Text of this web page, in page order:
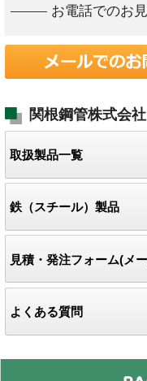
お電話でのお
関根鋼管株式会社
取扱製品一覧
鉄（スチール）製品
見積・発注フォーム(メ
よくある質問